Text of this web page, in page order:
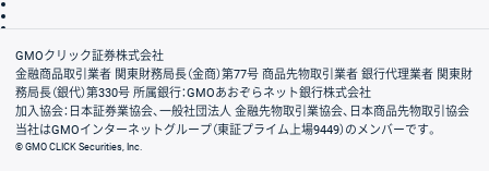
会社案内
GMOクリック証券株式会社
金融商品取引業者 関東財務局長（金商）第77号 商品先物取引業者 銀行代理業者 関東財
務局長（銀代）第330号 所属銀行：GMOあおぞらネット銀行株式会社
加入協会：日本証券業協会、一般社団法人 金融先物取引業協会、日本商品先物取引協会
当社はGMOインターネットグループ（東証プライム上場9449）のメンバーです。
© GMO CLICK Securities, Inc.